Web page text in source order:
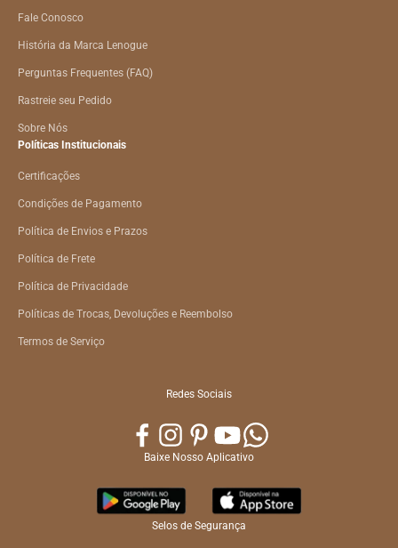
Fale Conosco
História da Marca Lenogue
Perguntas Frequentes (FAQ)
Rastreie seu Pedido
Sobre Nós
Políticas Institucionais
Certificações
Condições de Pagamento
Política de Envios e Prazos
Política de Frete
Política de Privacidade
Políticas de Trocas, Devoluções e Reembolso
Termos de Serviço
Redes Sociais
Baixe Nosso Aplicativo
Selos de Segurança